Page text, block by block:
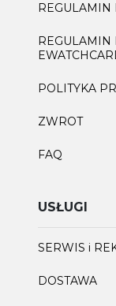
REGULAMIN
REGULAMIN
POLITYKA
ZWROT
FAQ
USŁUGI
SERWIS i
DOSTAWA